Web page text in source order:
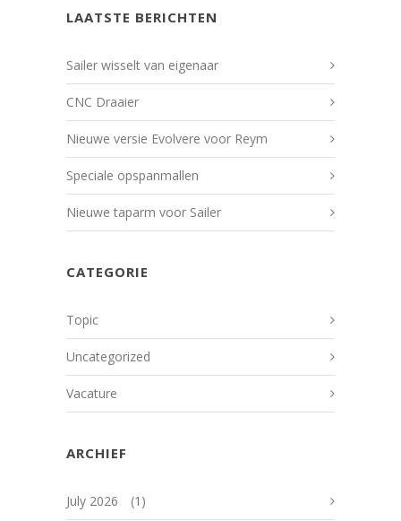
LAATSTE BERICHTEN
Sailer wisselt van eigenaar
CNC Draaier
Nieuwe versie Evolvere voor Reym
Speciale opspanmallen
Nieuwe taparm voor Sailer
CATEGORIE
Topic
Uncategorized
Vacature
ARCHIEF
July 2026 (1)